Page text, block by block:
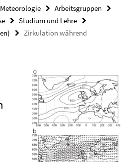
Arbeitsgruppen
Studium und Lehre
Zirkulation während